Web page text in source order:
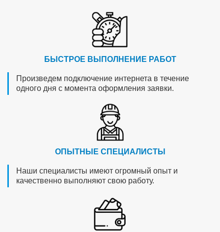
БЫСТРОЕ ВЫПОЛНЕНИЕ РАБОТ
Произведем подключение интернета в течение
одного дня с момента оформления заявки.
ОПЫТНЫЕ СПЕЦИАЛИСТЫ
Наши специалисты имеют огромный опыт и
качественно выполняют свою работу.